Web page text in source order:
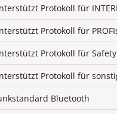
Protokoll für
Protokoll für
Protokoll für
Bluetooth